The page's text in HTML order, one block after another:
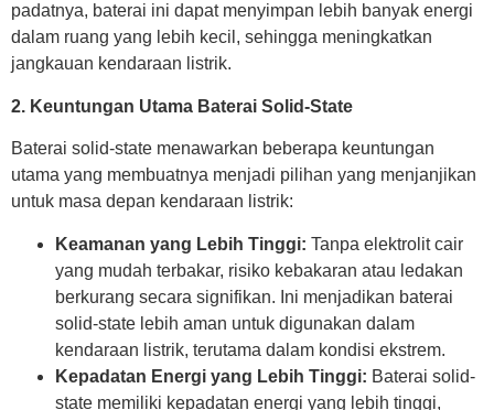
padatnya, baterai ini dapat menyimpan lebih banyak energi
dalam ruang yang lebih kecil, sehingga meningkatkan
jangkauan kendaraan listrik.
2. Keuntungan Utama Baterai Solid-State
Baterai solid-state menawarkan beberapa keuntungan
utama yang membuatnya menjadi pilihan yang menjanjikan
untuk masa depan kendaraan listrik:
Keamanan yang Lebih Tinggi: Tanpa elektrolit cair
yang mudah terbakar, risiko kebakaran atau ledakan
berkurang secara signifikan. Ini menjadikan baterai
solid-state lebih aman untuk digunakan dalam
kendaraan listrik, terutama dalam kondisi ekstrem.
Kepadatan Energi yang Lebih Tinggi: Baterai solid-
state memiliki kepadatan energi yang lebih tinggi,